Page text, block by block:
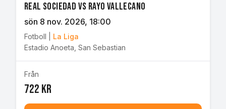
Real Sociedad vs Rayo Vallecano
sön 8 nov. 2026, 18:00
Fotboll
La Liga
Estadio Anoeta San Sebastian
Från
722 kr